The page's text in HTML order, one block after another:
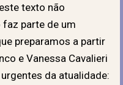
texto não
parte de um
preparamos a partir
e Vanessa Cavalieri
da atualidade: